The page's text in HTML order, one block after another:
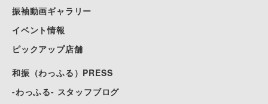
振袖動画ギャラリー
イベント情報
ピックアップ店舗
和振（わっふる）PRESS
-わっふる- スタッフブログ